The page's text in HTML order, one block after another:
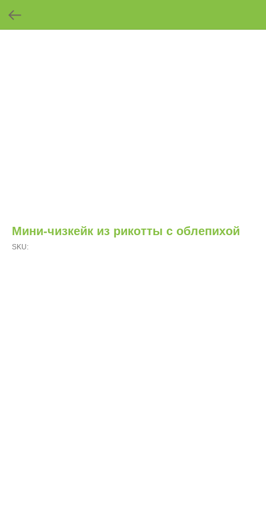
Мини-чизкейк из рикотты с облепихой
SKU: